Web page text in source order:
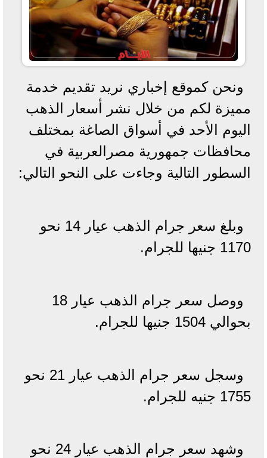
ونحن كموقع إخباري نريد تقديم خدمة
مميزة لكم من خلال نشر أسعار الذهب
اليوم الأحد في أسواق الصاغة بمختلف
محافظات جمهورية مصرالعربية في
السطور التالية وجاءت على النحو التالي:
وبلغ سعر جرام الذهب عيار 14 نحو
1170 جنيها للجرام.
ووصل سعر جرام الذهب عيار 18
بحوالي 1504 جنيها للجرام.
وسجل سعر جرام الذهب عيار 21 نحو
1755 جنيه للجرام.
وشهد سعر جرام الذهب عيار 24 نحو